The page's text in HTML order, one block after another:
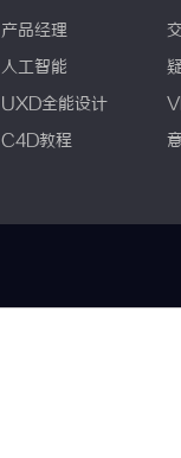
产品经理
人工智能
UXD全能设计
C4D教程